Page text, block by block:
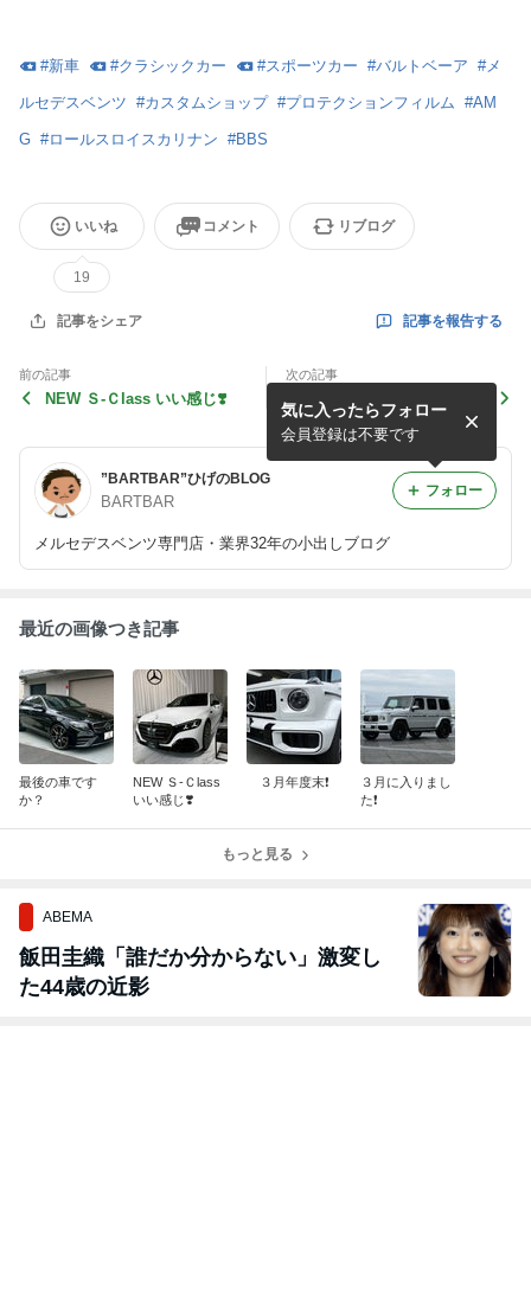
#新車 #クラシックカー #スポーツカー #バルトベーア #メ
ルセデスベンツ #カスタムショップ #プロテクションフィルム #AM
G #ロールスロイスカリナン #BBS
いいね
19
コメント リブログ
記事をシェア 記事を報告する
前の記事
NEW Ｓ-Ｃlass いい感じ❣️
次の記事
”BARTBAR”ひげのBLOG
BARTBAR
メルセデスベンツ専門店・業界32年の小出しブログ
気に入ったらフォロー
会員登録は不要です
フォロー
最近の画像つき記事
最後の車です
か？
NEW Ｓ-Ｃlass
いい感じ❣️
３月年度末❗️
３月に入りまし
た❗️
もっと見る
ABEMA
飯田圭織「誰だか分からない」激変し
た44歳の近影